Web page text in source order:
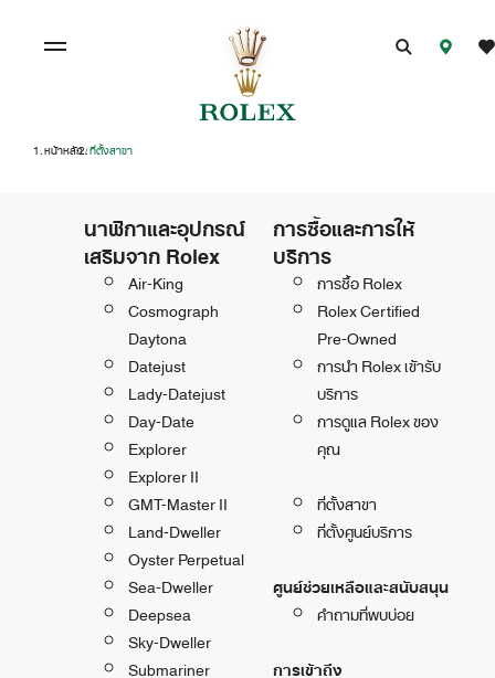
หน้าหลัก/ที่ตั้งสาขา
นาฬิกาและอุปกรณ์
เสริมจาก Rolex
Air-King
Cosmograph
Daytona
Datejust
Lady-Datejust
Day-Date
Explorer
Explorer II
GMT-Master II
Land-Dweller
Oyster Perpetual
Sea-Dweller
Deepsea
Sky-Dweller
Submariner
การซื้อและการให้
บริการ
การซื้อ Rolex
Rolex Certified
Pre-Owned
การนำ Rolex เข้ารับ
บริการ
การดูแล Rolex ของ
คุณ
ที่ตั้งสาขา
ที่ตั้งศูนย์บริการ
ศูนย์ช่วยเหลือและสนับสนุน
คำถามที่พบบ่อย
การเข้าถึง